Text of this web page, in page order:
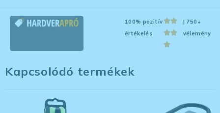
100% pozitív
értékelés
| 750+
vélemény
Kapcsolódó termékek